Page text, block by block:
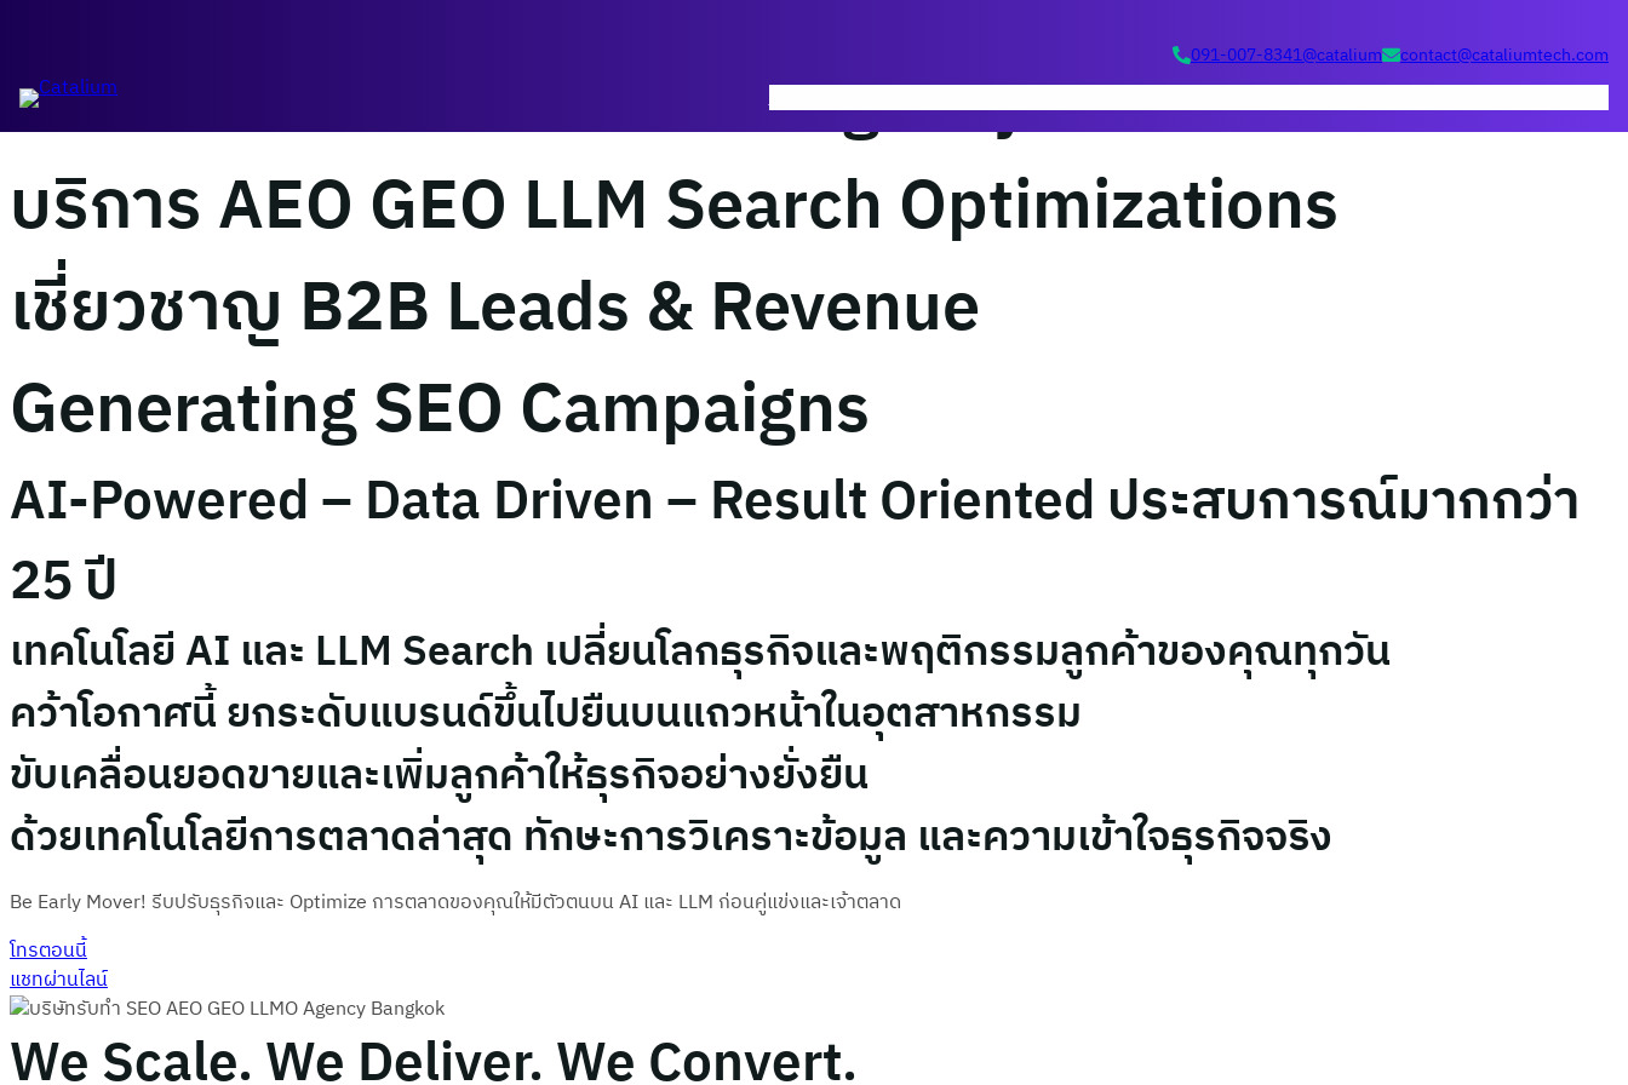
ยัง
เนื้อหา
091-007-8341@catalium
contact@cataliumtech.com
AI SEO
บริษัทรับทำ MODERN SEO Agency
บริการ AEO GEO LLM Search Optimizations
เชี่ยวชาญ B2B Leads & Revenue
Generating SEO Campaigns
AI-Powered – Data Driven – Result Oriented ประสบการณ์มากกว่า
25 ปี
เทคโนโลยี AI และ LLM Search เปลี่ยนโลกธุรกิจและพฤติกรรมลูกค้าของคุณทุกวัน
คว้าโอกาศนี้ ยกระดับแบรนด์ขึ้นไปยืนบนแถวหน้าในอุตสาหกรรม
ขับเคลื่อนยอดขายและเพิ่มลูกค้าให้ธุรกิจอย่างยั่งยืน
ด้วยเทคโนโลยีการตลาดล่าสุด ทักษะการวิเคราะข้อมูล และความเข้าใจธุรกิจจริง
Be Early Mover! รีบปรับธุรกิจและ Optimize การตลาดของคุณให้มีตัวตนบน AI และ LLM ก่อนคู่แข่งและเจ้าตลาด
โทรตอนนี้
แชทผ่านไลน์
We Scale. We Deliver. We Convert.